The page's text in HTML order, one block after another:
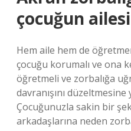
çocuğun
Hem aile hem de
çocuğu korumalı ve ona
öğretmeli ve zorbalığa
davranışını düzeltmesine
Çocuğunuzla sakin bir
arkadaşlarına neden